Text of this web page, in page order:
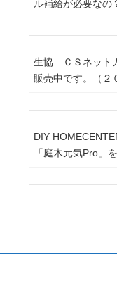
ル補給が必要なの
生協 ＣＳネット
販売中です。（２
DIY
「庭木元気Pro」